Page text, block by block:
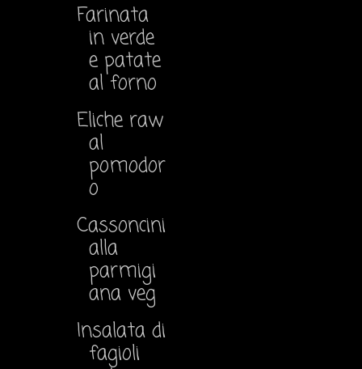
Farinata
in verde
e patate
al forno
Eliche raw
al
pomodor
o
Cassoncini
alla
parmigi
ana veg
Insalata di
fagioli